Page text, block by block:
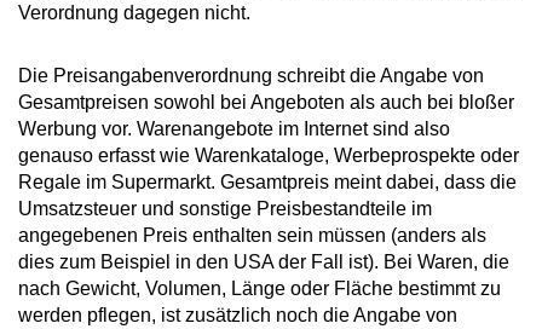
Verordnung dagegen nicht.
Die Preisangabenverordnung schreibt die Angabe von
Gesamtpreisen sowohl bei Angeboten als auch bei bloßer
Werbung vor. Warenangebote im Internet sind also
genauso erfasst wie Warenkataloge, Werbeprospekte oder
Regale im Supermarkt. Gesamtpreis meint dabei, dass die
Umsatzsteuer und sonstige Preisbestandteile im
angegebenen Preis enthalten sein müssen (anders als
dies zum Beispiel in den USA der Fall ist). Bei Waren, die
nach Gewicht, Volumen, Länge oder Fläche bestimmt zu
werden pflegen, ist zusätzlich noch die Angabe von